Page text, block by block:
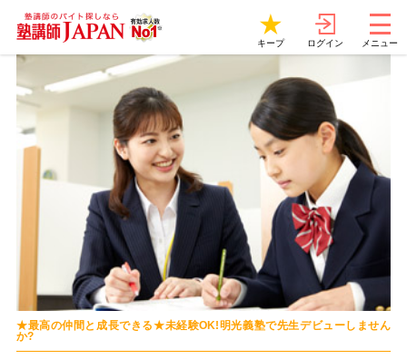
キープ ログイン メニュー
★最高の仲間と成長できる★未経験OK!明光義塾で先生デビューしません
か?